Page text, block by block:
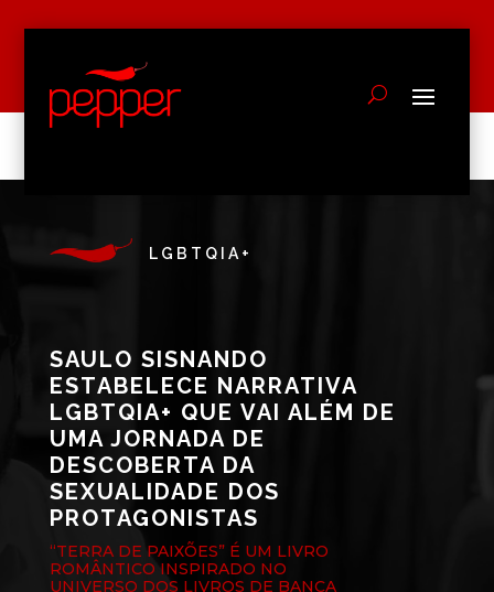
LGBTQIA+
SAULO SISNANDO
ESTABELECE NARRATIVA
LGBTQIA+ QUE VAI ALÉM DE
UMA JORNADA DE
DESCOBERTA DA
SEXUALIDADE DOS
PROTAGONISTAS
“TERRA DE PAIXÕES” É UM LIVRO
ROMÂNTICO INSPIRADO NO
UNIVERSO DOS LIVROS DE BANCA